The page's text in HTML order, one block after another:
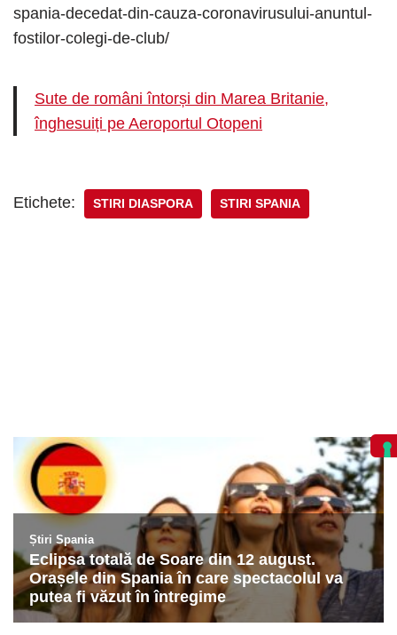
spania-decedat-din-cauza-coronavirusului-anuntul-
fostilor-colegi-de-club/
Sute de români întorși din Marea Britanie,
înghesuiți pe Aeroportul Otopeni
Etichete: STIRI DIASPORA STIRI SPANIA